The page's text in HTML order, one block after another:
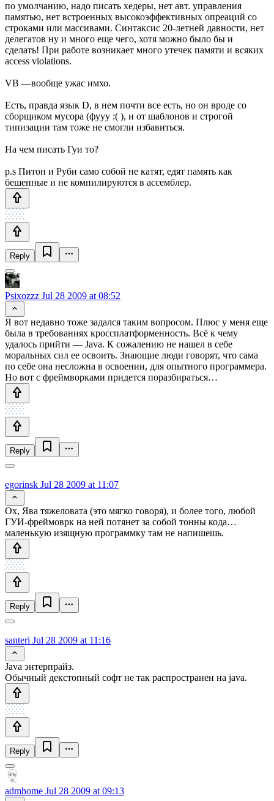
по умолчанию, надо писать хедеры, нет авт. управления
памятью, нет встроенных высокоэффективных опреаций со
строками или массивами. Синтаксис 20-летней давности, нет
делегатов ну и много еще чего, хотя можно было бы и
сделать! При работе возникает много утечек памяти и всяких
access violations.
VB —вообще ужас имхо.
Есть, правда язык D, в нем почти все есть, но он вроде со
сборщиком мусора (фууу :( ), и от шаблонов и строгой
типизации там тоже не смогли избавиться.
На чем писать Гуи то?
p.s Питон и Руби само собой не катят, едят память как
бешенные и не компилируются в ассемблер.
Reply
Psixozzz Jul 28 2009 at 08:52
Я вот недавно тоже задался таким вопросом. Плюс у меня еще
была в требованиях кроссплатформенность. Всё к чему
удалось прийти — Java. К сожалению не нашел в себе
моральных сил ее освоить. Знающие люди говорят, что сама
по себе она несложна в освоении, для опытного программера.
Но вот с фреймворками придется поразбираться…
Reply
egorinsk Jul 28 2009 at 11:07
Ох, Ява тяжеловата (это мягко говоря), и более того, любой
ГУИ-фреймоврк на ней потянет за собой тонны кода…
маленькую изящную программку там не напишешь.
Reply
santeri Jul 28 2009 at 11:16
Java энтерпрайз.
Обычный декстопный софт не так распространен на java.
Reply
admhome Jul 28 2009 at 09:13